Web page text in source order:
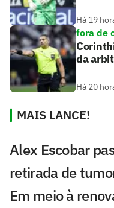
Há 19
fora de
da
Há 20
MAIS LANCE!
Alex Escobar
retirada de
Em meio à